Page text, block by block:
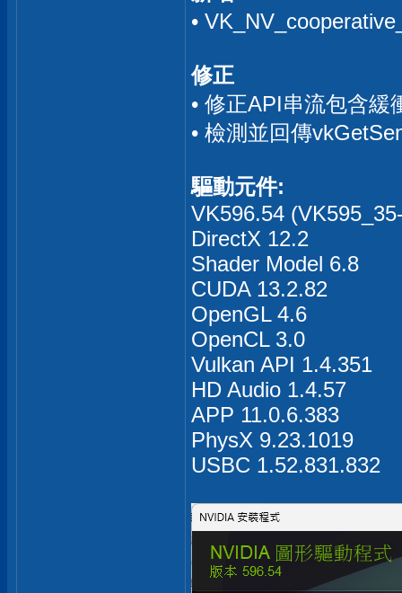
•
修正
• 修正API串流包含
• 檢測並回傳
驅動元件:
VK596.54
DirectX 12.2
Shader Model 6.8
CUDA 13.2.82
OpenGL 4.6
OpenCL 3.0
Vulkan API 1.4.351
HD Audio 1.4.57
APP 11.0.6.383
PhysX 9.23.1019
USBC 1.52.831.832